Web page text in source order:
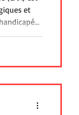
et
: tableaux